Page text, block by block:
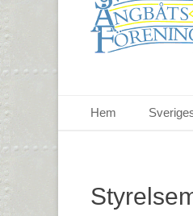
Primär meny
Hem